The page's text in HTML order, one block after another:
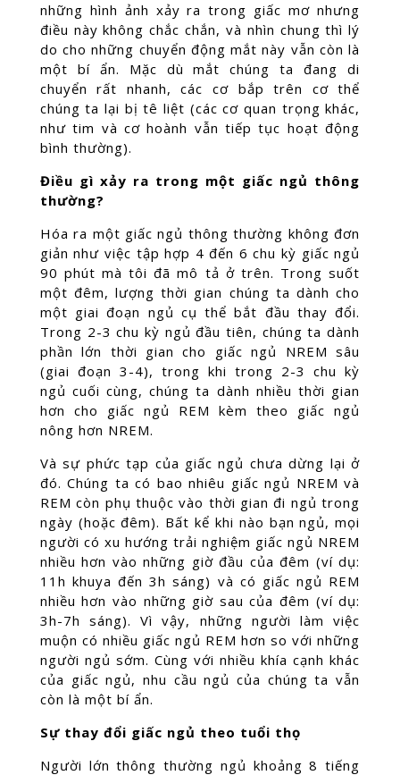
những hình ảnh xảy ra trong giấc mơ nhưng
điều này không chắc chắn, và nhìn chung thì lý
do cho những chuyển động mắt này vẫn còn là
một bí ẩn. Mặc dù mắt chúng ta đang di
chuyển rất nhanh, các cơ bắp trên cơ thể
chúng ta lại bị tê liệt (các cơ quan trọng khác,
như tim và cơ hoành vẫn tiếp tục hoạt động
bình thường).
Điều gì xảy ra trong một giấc ngủ thông
thường?
Hóa ra một giấc ngủ thông thường không đơn
giản như việc tập hợp 4 đến 6 chu kỳ giấc ngủ
90 phút mà tôi đã mô tả ở trên. Trong suốt
một đêm, lượng thời gian chúng ta dành cho
một giai đoạn ngủ cụ thể bắt đầu thay đổi.
Trong 2-3 chu kỳ ngủ đầu tiên, chúng ta dành
phần lớn thời gian cho giấc ngủ NREM sâu
(giai đoạn 3-4), trong khi trong 2-3 chu kỳ
ngủ cuối cùng, chúng ta dành nhiều thời gian
hơn cho giấc ngủ REM kèm theo giấc ngủ
nông hơn NREM.
Và sự phức tạp của giấc ngủ chưa dừng lại ở
đó. Chúng ta có bao nhiêu giấc ngủ NREM và
REM còn phụ thuộc vào thời gian đi ngủ trong
ngày (hoặc đêm). Bất kể khi nào bạn ngủ, mọi
người có xu hướng trải nghiệm giấc ngủ NREM
nhiều hơn vào những giờ đầu của đêm (ví dụ:
11h khuya đến 3h sáng) và có giấc ngủ REM
nhiều hơn vào những giờ sau của đêm (ví dụ:
3h-7h sáng). Vì vậy, những người làm việc
muộn có nhiều giấc ngủ REM hơn so với những
người ngủ sớm. Cùng với nhiều khía cạnh khác
của giấc ngủ, nhu cầu ngủ của chúng ta vẫn
còn là một bí ẩn.
Sự thay đổi giấc ngủ theo tuổi thọ
Người lớn thông thường ngủ khoảng 8 tiếng